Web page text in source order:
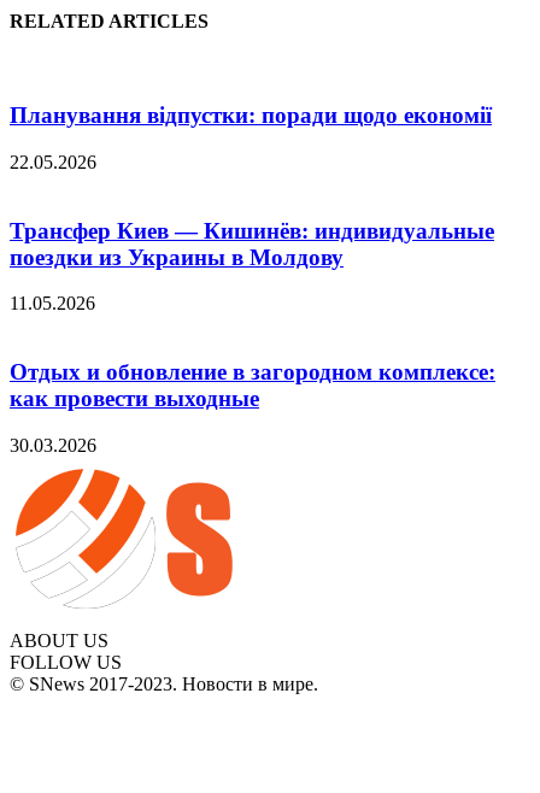
RELATED ARTICLES
Планування відпустки: поради щодо економії
22.05.2026
Трансфер Киев — Кишинёв: индивидуальные
поездки из Украины в Молдову
11.05.2026
Отдых и обновление в загородном комплексе:
как провести выходные
30.03.2026
ABOUT US
FOLLOW US
© SNews 2017-2023. Новости в мире.